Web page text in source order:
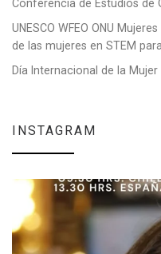
Conferencia de Estudios de
UNESCO WFEO ONU
de las mujeres en STEM
Día Internacional de la
INSTAGRAM